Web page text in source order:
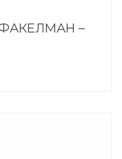
–